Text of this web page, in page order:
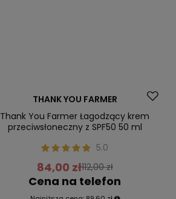
THANK YOU FARMER
Thank You Farmer Łagodzący krem
przeciwsłoneczny z SPF50 50 ml
5.0
84,00 zł112,00 zł
Cena na telefon